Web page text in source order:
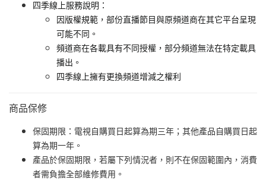
四季線上服務說明：
因版權規範，部份直播節目與原頻道商在其它平台呈現
可能不同。
頻道商在各載具有不同授權，部分頻道無法在特定載具
播出。
四季線上擁有更換頻道增減之權利
商品保修
保固期限：電視自購買日起算為期三年；其他產品自購買日起
算為期一年。
產品於保固期限，若屬下列情況者，則不在保固範圍內，消費
者需負擔全部維修費用。